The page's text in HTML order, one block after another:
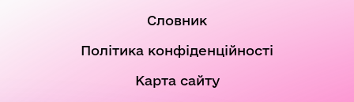
Словник
Політика конфіденційності
Карта сайту